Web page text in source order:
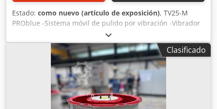
Estado: como nuevo (artículo de exposición), TV25-M
PROblue -Sistema móvil de pulido por vibración -Vibrador
de cuba con módulo separador y carcasa insonorizada -
Control eléctrico con regulación de frecuencia continua -
Bomba dosificadora integrada para medios de proceso y
aditivos Djdpfjznm Emex Aivock -Unidad de separación y
almacenamiento -Sistema sostenible de tratamiento de
agua Volumen total: 50 litros Volumen útil: 36 litros
Longitud interior del recipiente de trabajo: 600 mm
Anchura interior del recipiente de trabajo: 275 mm Altura
Clasificado